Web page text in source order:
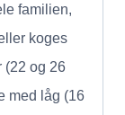
familien,
koges
(22 og 26
med låg (16